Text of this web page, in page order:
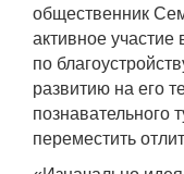
общественник
активное
по
развитию на его
познавательного
переместить